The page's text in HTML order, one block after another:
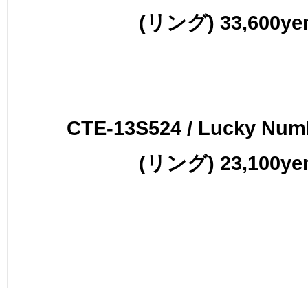
(リング)
CTE-13S524 / Lucky
(リング)